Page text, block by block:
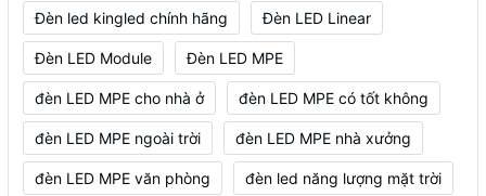
Đèn led kingled chính hãng Đèn LED Linear
Đèn LED Module Đèn LED MPE
đèn LED MPE cho nhà ở đèn LED MPE có tốt không
đèn LED MPE ngoài trời đèn LED MPE nhà xưởng
đèn LED MPE văn phòng đèn led năng lượng mặt trời